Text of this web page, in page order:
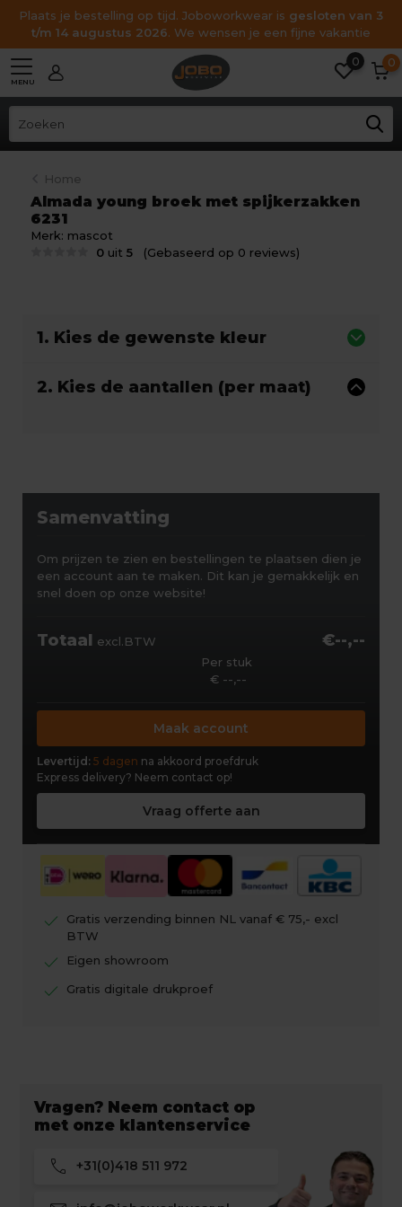
Plaats je bestelling op tijd. Joboworkwear is gesloten van 3
t/m 14 augustus 2026. We wensen je een fijne vakantie
MENU
0 0
Home
Almada young broek met spijkerzakken
6231
Merk: mascot
0 uit5 (Gebaseerd op 0 reviews)
1. Kies de gewenste kleur
2. Kies de aantallen (per maat)
Samenvatting
Om prijzen te zien en bestellingen te plaatsen dien je
een account aan te maken. Dit kan je gemakkelijk en
snel doen op onze website!
Totaal excl.BTW €--,--
Per stuk
€ --,--
Maak account
Levertijd: 5 dagen na akkoord proefdruk
Express delivery? Neem contact op!
Vraag offerte aan
check
Gratis verzending binnen NL vanaf € 75,- excl
BTW
check Eigen showroom
check Gratis digitale drukproef
Vragen? Neem contact op
met onze klantenservice
call +31(0)418 511 972